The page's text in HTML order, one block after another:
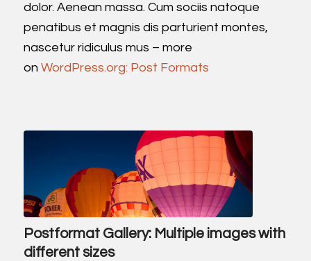
dolor. Aenean massa. Cum sociis natoque
penatibus et magnis dis parturient montes,
nascetur ridiculus mus – more
on WordPress.org: Post Formats
Postformat Gallery: Multiple images with
different sizes